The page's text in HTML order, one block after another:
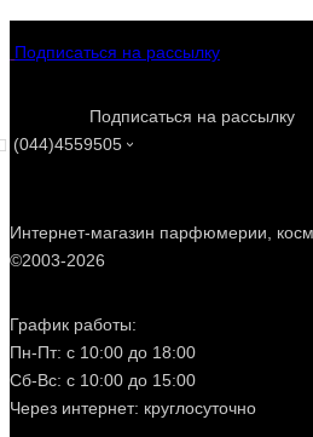
Подписаться на рассылку
Подписаться на рассылку
(044)4559505
Интернет-магазин парфюмерии,
©2003-2026
График работы:
Пн-Пт: с 10:00 до 18:00
Сб-Вс: с 10:00 до 15:00
Через интернет: круглосуточно